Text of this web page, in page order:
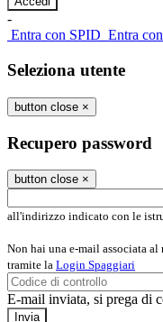
-
Entra con SPID Entra
Seleziona utente
button close ×
Recupero password
button close ×
all'indirizzo indicato con le
Non hai una e-mail associata
tramite la Login Spaggiari
E-mail inviata, si prega di